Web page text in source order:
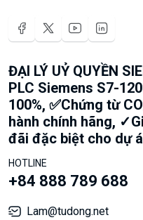
ĐẠI LÝ UỶ QUYỀN
PLC Siemens S7-
100%, ✅Chứng từ
hành chính hãng,
đãi đặc biệt cho dự
HOTLINE
+84 888 789 688
Lam@tudong.net